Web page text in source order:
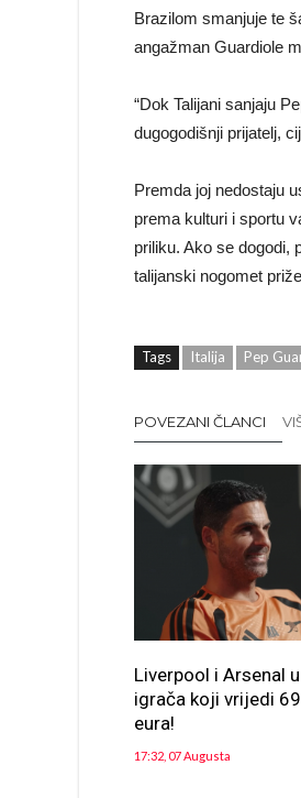
Brazilom smanjuje te
angažman Guardiole
“Dok Talijani sanjaju
dugogodišnji prijatelj,
Premda joj nedostaju
prema kulturi i sportu
priliku. Ako se dogodi,
talijanski nogomet
Tags Italija Pep
POVEZANI ČLANCI
Liverpool i Arsenal
igrača koji vrijedi
eura!
17:32, 07 Augusta